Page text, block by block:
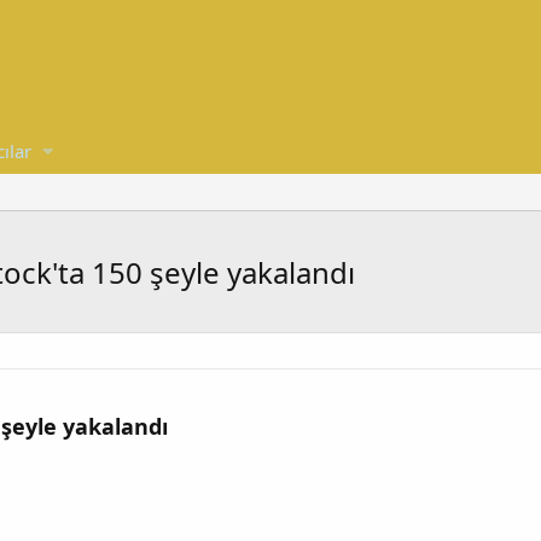
150 şeyle yakalandı
yakalandı